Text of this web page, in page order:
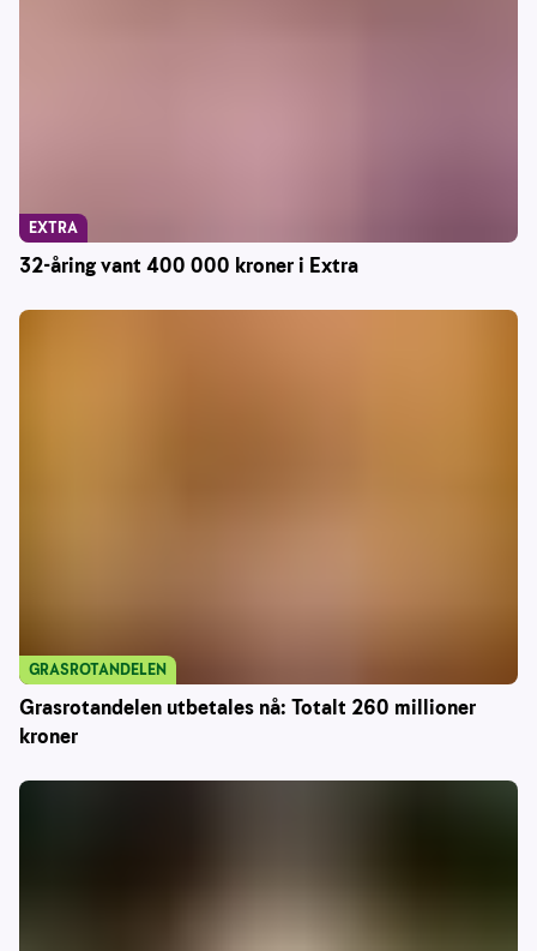
32-åring vant 400 000 kroner i Extra
EXTRA
Grasrotandelen utbetales nå: Totalt 260 millioner
kroner
GRASROTANDELEN